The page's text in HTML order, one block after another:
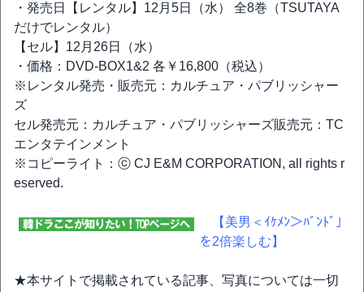
・発売日【レンタル】12月5日（水） 全8巻（TSUTAYA
だけでレンタル）
【セル】12月26日（水）
・価格：DVD-BOX1&2 各￥16,800（税込）
※レンタル発売・販売元：カルチュア・パブリッシャー
ズ
セル発売元：カルチュア・パブリッシャーズ販売元：TC
エンタテインメント
※コピーライト：ⓒ CJ E&M CORPORATION, all rights r
eserved.
【美男＜ｲｹﾒﾝ＞ﾊﾞﾝﾄﾞ」
を2倍楽しむ】
★本サイトで掲載されている記事、写真については一切